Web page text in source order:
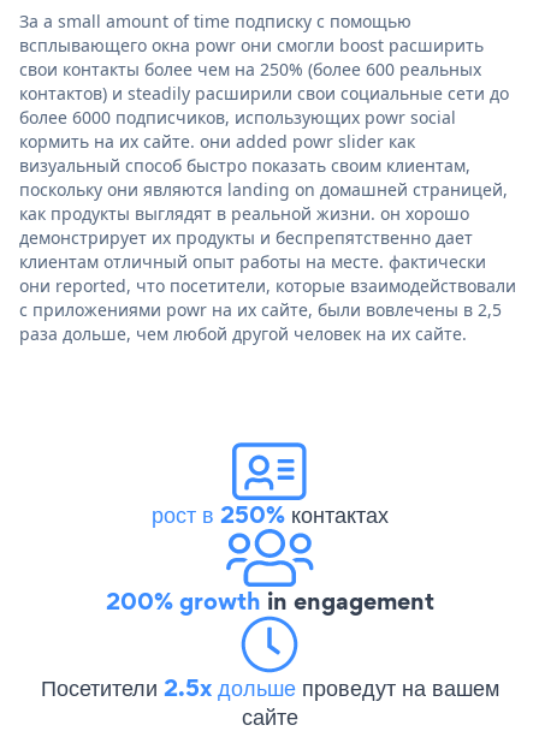
За a small amount of time подписку с помощью
всплывающего окна powr они смогли boost расширить
свои контакты более чем на 250% (более 600 реальных
контактов) и steadily расширили свои социальные сети до
более 6000 подписчиков, использующих powr social
кормить на их сайте. они added powr slider как
визуальный способ быстро показать своим клиентам,
поскольку они являются landing on домашней страницей,
как продукты выглядят в реальной жизни. он хорошо
демонстрирует их продукты и беспрепятственно дает
клиентам отличный опыт работы на месте. фактически
они reported, что посетители, которые взаимодействовали
с приложениями powr на их сайте, были вовлечены в 2,5
раза дольше, чем любой другой человек на их сайте.
рост в 250%контактах
200% growth in engagement
Посетители 2.5x дольше проведут на вашем
сайте